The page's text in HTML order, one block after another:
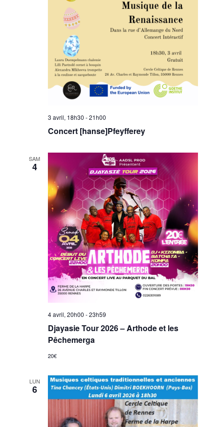
3 avril, 18h30 -21h00
Concert [hanse]Pfeyfferey
SAM
4
4 avril, 20h00 -23h59
Djayasie Tour 2026 – Arthode et les
Pêchemerga
20€
LUN
6